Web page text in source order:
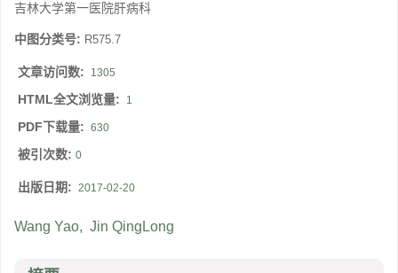
吉林大学第一医院肝病科
中图分类号: R575.7
文章访问数: 1305
HTML全文浏览量: 1
PDF下载量: 630
被引次数: 0
出版日期: 2017-02-20
Wang Yao, Jin QingLong